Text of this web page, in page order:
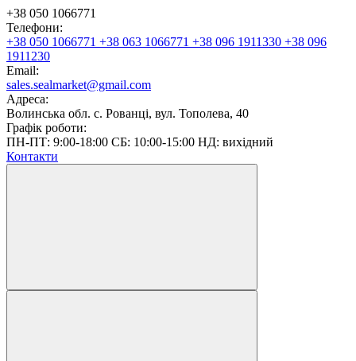
+38 050 1066771
Телефони:
+38 050 1066771 +38 063 1066771 +38 096 1911330 +38 096
1911230
Email:
sales.sealmarket@gmail.com
Адреса:
Волинська обл. с. Рованці, вул. Тополева, 40
Графік роботи:
ПН-ПТ: 9:00-18:00 СБ: 10:00-15:00 НД: вихідний
Контакти